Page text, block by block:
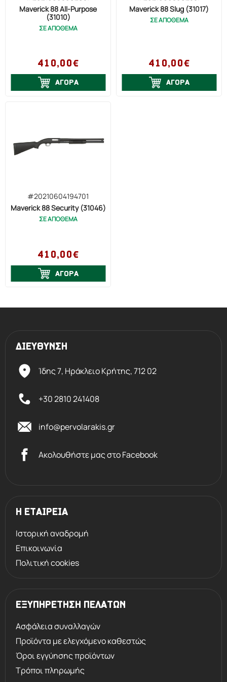
Seeland
Σφενδόνες
Maverick 88 All-Purpose
(31010)
ΣΕ ΑΠΟΘΕΜΑ
410,00€
ΑΓΟΡΑ
Maverick 88 Slug (31017)
ΣΕ ΑΠΟΘΕΜΑ
410,00€
ΑΓΟΡΑ
#20210604194701
Maverick 88 Security (31046)
ΣΕ ΑΠΟΘΕΜΑ
410,00€
ΑΓΟΡΑ
ΔΙΕΥΘΥΝΣΗ
Ίδης 7, Ηράκλειο Kρήτης,712 02
+30 2810 241408
info@pervolarakis.gr
Ακολουθήστε μας στο Facebook
Η ΕΤΑΙΡΕΙΑ
Ιστορική αναδρομή
Επικοινωνία
Πολιτική cookies
ΕΞΥΠΗΡΕΤΗΣΗ ΠΕΛΑΤΩΝ
Ασφάλεια συναλλαγών
Προϊόντα με ελεγχόμενο καθεστώς
Όροι εγγύησης προϊόντων
Τρόποι πληρωμής